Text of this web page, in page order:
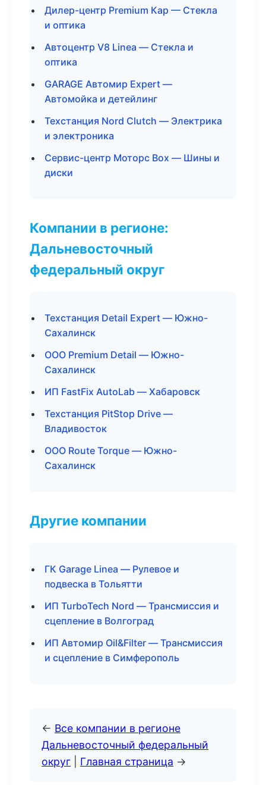
Дилер-центр Premium Кар — Стекла
и оптика
Автоцентр V8 Linea — Стекла и
оптика
GARAGE Автомир Expert —
Автомойка и детейлинг
Техстанция Nord Clutch — Электрика
и электроника
Сервис-центр Моторс Box — Шины и
диски
Компании в регионе:
Дальневосточный
федеральный округ
Техстанция Detail Expert — Южно-
Сахалинск
ООО Premium Detail — Южно-
Сахалинск
ИП FastFix AutoLab — Хабаровск
Техстанция PitStop Drive —
Владивосток
ООО Route Torque — Южно-
Сахалинск
Другие компании
ГК Garage Linea — Рулевое и
подвеска в Тольятти
ИП TurboTech Nord — Трансмиссия и
сцепление в Волгоград
ИП Автомир Oil&Filter — Трансмиссия
и сцепление в Симферополь
← Все компании в регионе
Дальневосточный федеральный
округ
Главная страница →